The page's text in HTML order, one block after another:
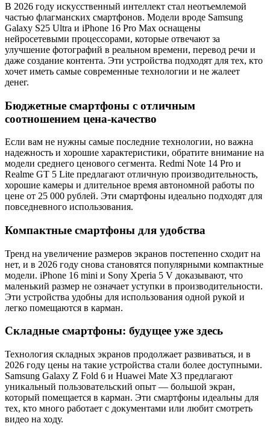
В 2026 году искусственный интеллект стал неотъемлемой
частью флагманских смартфонов. Модели вроде Samsung
Galaxy S25 Ultra и iPhone 16 Pro Max оснащены
нейросетевыми процессорами, которые отвечают за
улучшение фотографий в реальном времени, перевод речи и
даже создание контента. Эти устройства подходят для тех, кто
хочет иметь самые современные технологии и не жалеет
денег.
Бюджетные смартфоны с отличным
соотношением цена-качество
Если вам не нужны самые последние технологии, но важна
надежность и хорошие характеристики, обратите внимание на
модели среднего ценового сегмента. Redmi Note 14 Pro и
Realme GT 5 Lite предлагают отличную производительность,
хорошие камеры и длительное время автономной работы по
цене от 25 000 рублей. Эти смартфоны идеально подходят для
повседневного использования.
Компактные смартфоны для удобства
Тренд на увеличение размеров экранов постепенно сходит на
нет, и в 2026 году снова становятся популярными компактные
модели. iPhone 16 mini и Sony Xperia 5 V доказывают, что
маленький размер не означает уступки в производительности.
Эти устройства удобны для использования одной рукой и
легко помещаются в карман.
Складные смартфоны: будущее уже здесь
Технология складных экранов продолжает развиваться, и в
2026 году цены на такие устройства стали более доступными.
Samsung Galaxy Z Fold 6 и Huawei Mate X3 предлагают
уникальный пользовательский опыт — большой экран,
который помещается в карман. Эти смартфоны идеальны для
тех, кто много работает с документами или любит смотреть
видео на ходу.